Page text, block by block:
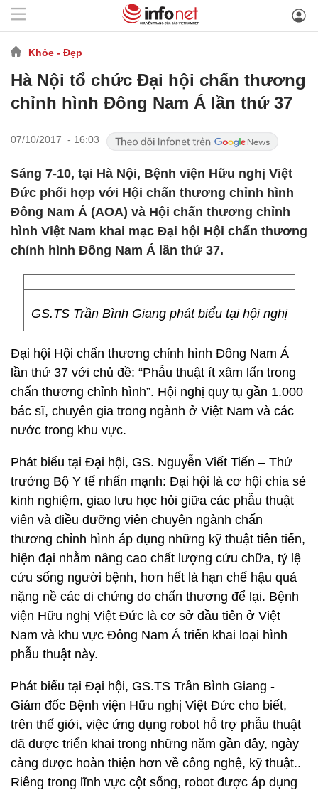
Khỏe - Đẹp
Hà Nội tổ chức Đại hội chấn thương
chỉnh hình Đông Nam Á lần thứ 37
07/10/2017 - 16:03
Sáng 7-10, tại Hà Nội, Bệnh viện Hữu nghị Việt
Đức phối hợp với Hội chấn thương chỉnh hình
Đông Nam Á (AOA) và Hội chấn thương chỉnh
hình Việt Nam khai mạc Đại hội Hội chấn thương
chỉnh hình Đông Nam Á lần thứ 37.
GS.TS Trần Bình Giang phát biểu tại hội nghị
Đại hội Hội chấn thương chỉnh hình Đông Nam Á
lần thứ 37 với chủ đề: “Phẫu thuật ít xâm lấn trong
chấn thương chỉnh hình”. Hội nghị quy tụ gần 1.000
bác sĩ, chuyên gia trong ngành ở Việt Nam và các
nước trong khu vực.
Phát biểu tại Đại hội, GS. Nguyễn Viết Tiến – Thứ
trưởng Bộ Y tế nhấn mạnh: Đại hội là cơ hội chia sẻ
kinh nghiệm, giao lưu học hỏi giữa các phẫu thuật
viên và điều dưỡng viên chuyên ngành chấn
thương chỉnh hình áp dụng những kỹ thuật tiên tiến,
hiện đại nhằm nâng cao chất lượng cứu chữa, tỷ lệ
cứu sống người bệnh, hơn hết là hạn chế hậu quả
nặng nề các di chứng do chấn thương để lại. Bệnh
viện Hữu nghị Việt Đức là cơ sở đầu tiên ở Việt
Nam và khu vực Đông Nam Á triển khai loại hình
phẫu thuật này.
Phát biểu tại Đại hội, GS.TS Trần Bình Giang -
Giám đốc Bệnh viện Hữu nghị Việt Đức cho biết,
trên thế giới, việc ứng dụng robot hỗ trợ phẫu thuật
đã được triển khai trong những năm gần đây, ngày
càng được hoàn thiện hơn về công nghệ, kỹ thuật..
Riêng trong lĩnh vực cột sống, robot được áp dụng